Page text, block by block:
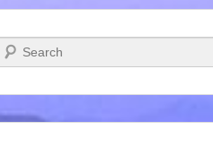
Zoeken